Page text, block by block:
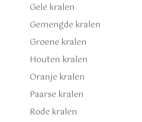
Gele kralen
Gemengde kralen
Groene kralen
Houten kralen
Oranje kralen
Paarse kralen
Rode kralen